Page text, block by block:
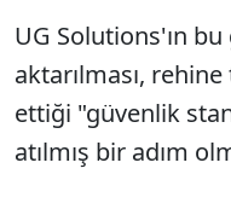
UG Solutions'ın
aktarılması,
ettiği "güvenlik
atılmış bir adım